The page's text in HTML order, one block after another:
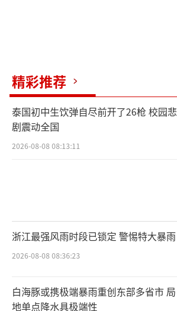
精彩推荐
泰国初中生饮弹自尽前开了26枪 校园悲
剧震动全国
2026-08-08 08:13:11
浙江最强风雨时段已锁定 警惕特大暴雨
2026-08-08 08:36:23
白海豚或携极端暴雨重创东部多省市 局
地单点降水具极端性